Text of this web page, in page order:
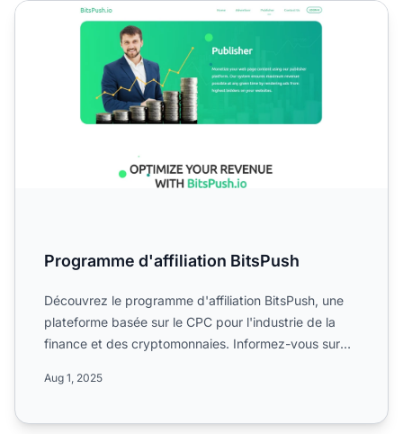
Programme d'affiliation BitsPush
Programme d'affiliation BitsPush
Découvrez le programme d'affiliation BitsPush, une
plateforme basée sur le CPC pour l'industrie de la
finance et des cryptomonnaies. Informez-vous sur
Aug 1, 2025